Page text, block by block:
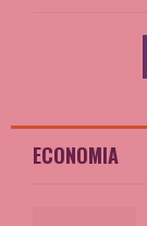
ECONOMIA